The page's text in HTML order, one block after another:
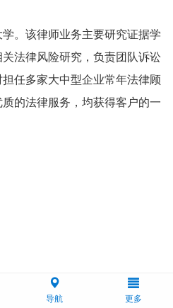
。该律师业务主要研究证据学
法律风险研究，负责团队诉讼
任多家大中型企业常年法律顾
的法律服务，均获得客户的一
导航 更多